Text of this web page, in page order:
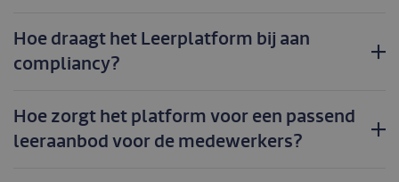
Hoe draagt het Leerplatform bij aan
compliancy?
Hoe zorgt het platform voor een passend
leeraanbod voor de medewerkers?